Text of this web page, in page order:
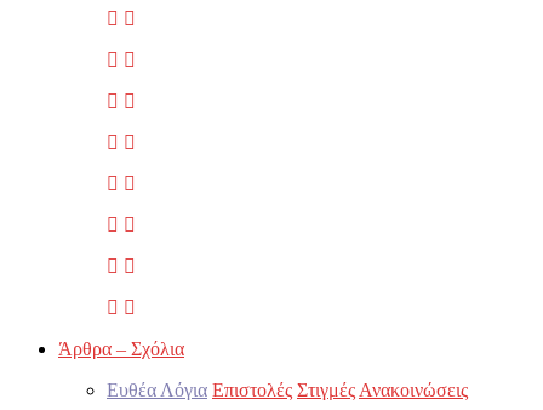
Άρθρα – Σχόλια
Ευθέα Λόγια Επιστολές Στιγμές Ανακοινώσεις